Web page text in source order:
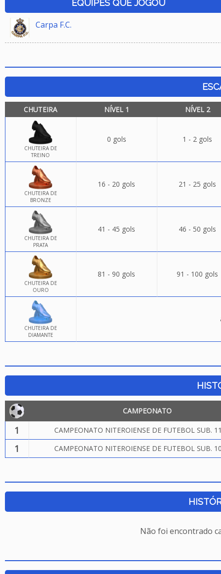
EQUIPES QUE JOGOU
Carpa F.C.
CHUTEIRA NÍVEL 1 NÍVEL 2
CHUTEIRA DE
TREINO
0 gols 1 - 2 gols
CHUTEIRA DE
BRONZE
16 - 20 gols 21 - 25 gols
CHUTEIRA DE
PRATA
41 - 45 gols 46 - 50 gols
CHUTEIRA DE
OURO
81 - 90 gols 91 - 100 gols
CHUTEIRA DE
DIAMANTE
CAMPEONATO
1 CAMPEONATO NITEROIENSE DE FUTEBOL SUB.
1 CAMPEONATO NITEROIENSE DE FUTEBOL SUB.
Não foi encontrado